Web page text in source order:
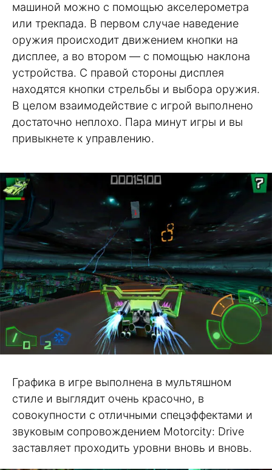
машиной можно с помощью акселерометра
или трекпада. В первом случае наведение
оружия происходит движением кнопки на
дисплее, а во втором — с помощью наклона
устройства. С правой стороны дисплея
находятся кнопки стрельбы и выбора оружия.
В целом взаимодействие с игрой выполнено
достаточно неплохо. Пара минут игры и вы
привыкнете к управлению.
Графика в игре выполнена в мультяшном
стиле и выглядит очень красочно, в
совокупности с отличными спецэффектами и
звуковым сопровождением Motorcity: Drive
заставляет проходить уровни вновь и вновь.